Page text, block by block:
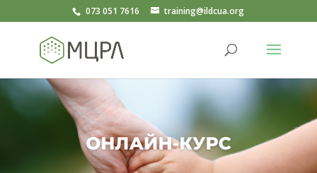
073 051 7616 training@ildcua.org